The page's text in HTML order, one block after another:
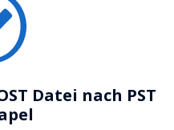
Datei nach PST